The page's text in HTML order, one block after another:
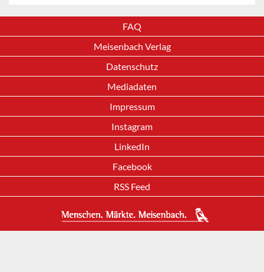
FAQ
Meisenbach Verlag
Datenschutz
Mediadaten
Impressum
Instagram
LinkedIn
Facebook
RSS Feed